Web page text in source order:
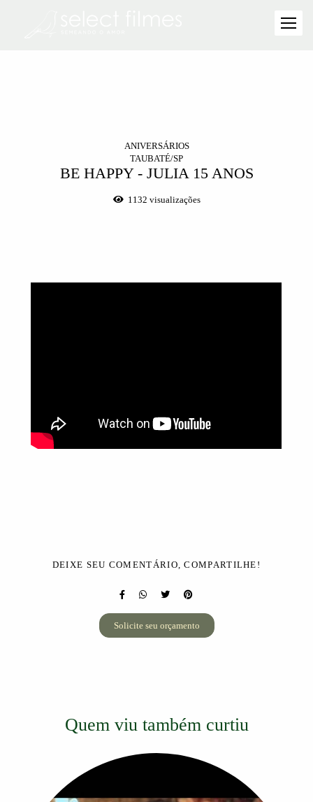
ANIVERSÁRIOS
TAUBATÉ/SP
BE HAPPY - JULIA 15 ANOS
1132 visualizações
DEIXE SEU COMENTÁRIO, COMPARTILHE!
Solicite seu orçamento
Quem viu também curtiu